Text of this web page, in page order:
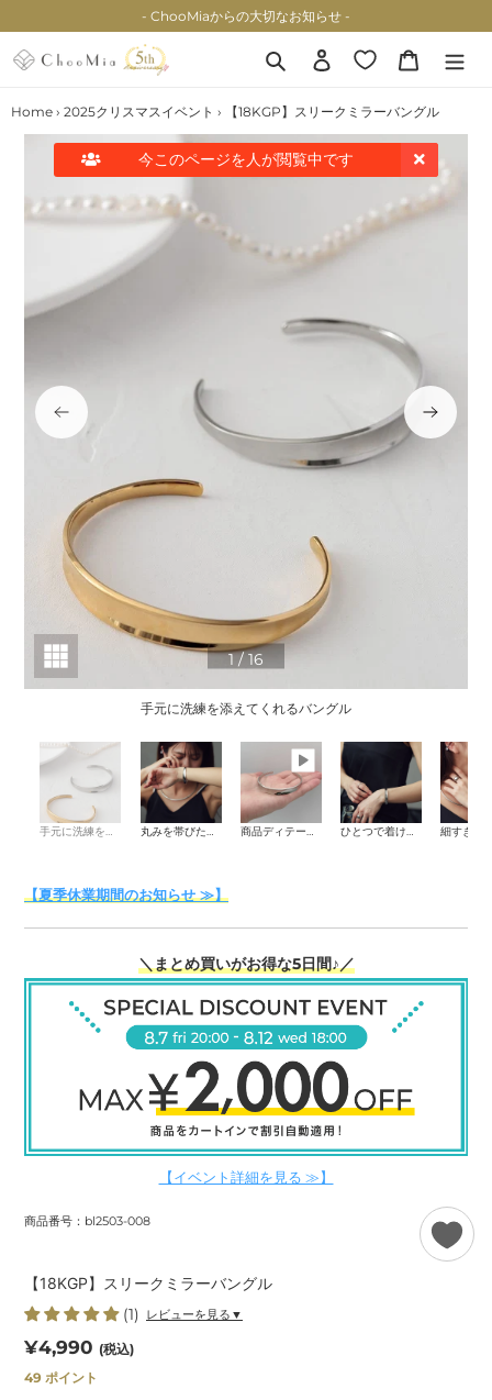
ン
テ
ツ
- ChooMiaからの大切なお知らせ -
検索 ログイン カート
今このページを人が閲覧中です
Home › 2025クリスマスイベント › 【18KGP】スリークミラーバングル
手元に洗練を添えてくれるバングル
1/16
手元に洗練を添えてくれるバングル 丸みを帯びたやさしいシルエット 商品ディテール動画 ひとつで着けても十分な存在感。
【夏季休業期間のお知らせ ≫】
＼まとめ買いがお得な5日間♪／
【イベント詳細を見る ≫】
商品番号：bl2503-008
【18KGP】スリークミラーバングル
(1) レビューを見る▼
通
常
¥4,990 (税込)
49 ポイント